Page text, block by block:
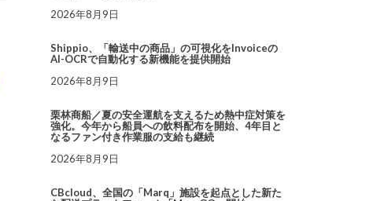
2026年8月9日
Shippio、「輸送中の商品」の可視化をInvoiceの
AI-OCRで自動化する新機能を提供開始
2026年8月9日
栗林商船／夏の安全運航を支えるため熱中症対策を
強化。今年から船員への飲料配布を開始、4年目と
なるファン付き作業服の支給も継続
2026年8月9日
CBcloud、全国の「Marq」施設を起点とした新た